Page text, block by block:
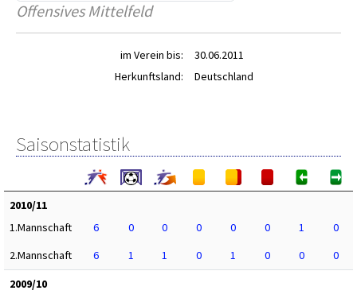
Offensives Mittelfeld
im Verein bis:
30.06.2011
Herkunftsland:
Deutschland
Saisonstatistik
2010/11
1.Mannschaft
6 0 0 0 0 0 1
0
2.Mannschaft
6 1 1 0 1 0 0
0
2009/10